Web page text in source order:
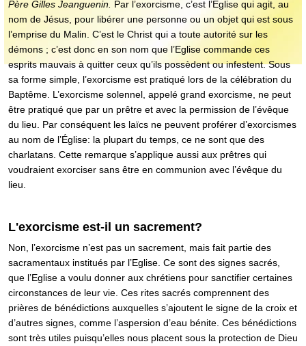
Père Gilles Jeanguenin. Par l’exorcisme, c’est l’Église qui agit, au
nom de Jésus, pour libérer une personne ou un objet qui est sous
l’emprise du Malin. C’est le Christ qui a toute autorité sur les
démons ; c’est donc en son nom que l’Eglise commande ces
esprits mauvais à quitter ceux qu’ils possèdent ou infestent. Sous
sa forme simple, l’exorcisme est pratiqué lors de la célébration du
Baptême. L’exorcisme solennel, appelé grand exorcisme, ne peut
être pratiqué que par un prêtre et avec la permission de l’évêque
du lieu. Par conséquent les laïcs ne peuvent proférer d’exorcismes
au nom de l’Église: la plupart du temps, ce ne sont que des
charlatans. Cette remarque s’applique aussi aux prêtres qui
voudraient exorciser sans être en communion avec l’évêque du
lieu.
L'exorcisme est-il un sacrement?
Non, l’exorcisme n’est pas un sacrement, mais fait partie des
sacramentaux institués par l’Eglise. Ce sont des signes sacrés,
que l’Eglise a voulu donner aux chrétiens pour sanctifier certaines
circonstances de leur vie. Ces rites sacrés comprennent des
prières de bénédictions auxquelles s’ajoutent le signe de la croix et
d’autres signes, comme l’aspersion d’eau bénite. Ces bénédictions
sont très utiles puisqu’elles nous placent sous la protection de Dieu